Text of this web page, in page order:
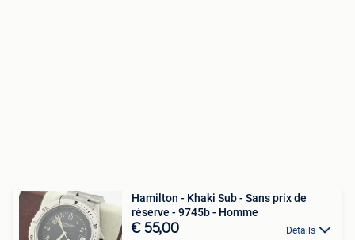
Hamilton - Khaki Sub - Sans prix de
réserve - 9745b - Homme
€ 55,00 Details